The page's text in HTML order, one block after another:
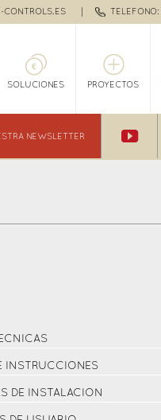
CONTROLS.ES
SOLUCIONES PROYECTOS
NEWSLETTER
INSTRUCCIONES
DE INSTALACION